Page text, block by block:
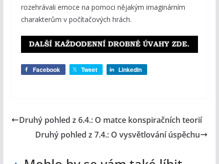
rozehrávali emoce na pomoci nějakým imaginárním
charakterům v počítačových hrách.
Facebook Tweet LinkedIn
Druhý pohled z 6.4.: O matce konspiračních teorií
Druhý pohled z 7.4.: O vysvětlování úspěchu